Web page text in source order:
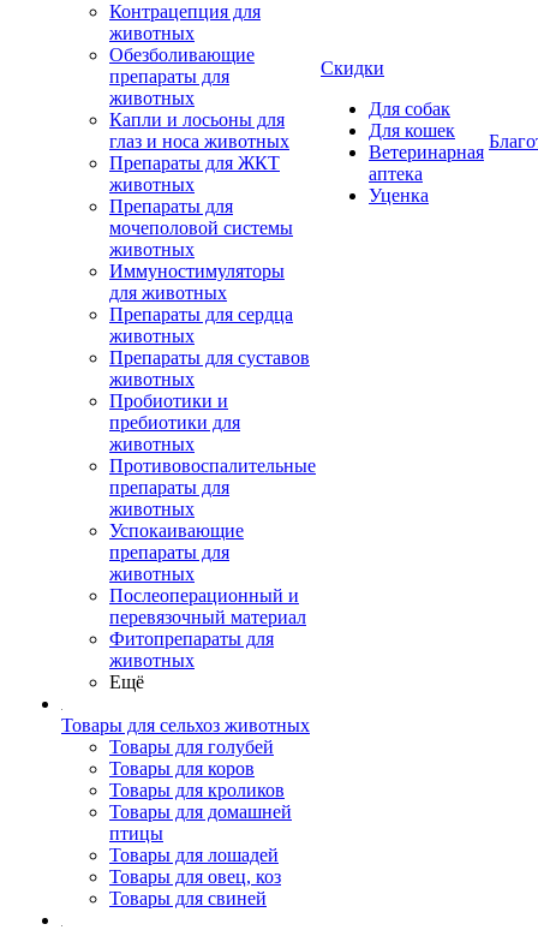
Контрацепция для
животных
Обезболивающие
препараты для
животных
Капли и лосьоны для
глаз и носа животных
Препараты для ЖКТ
животных
Препараты для
мочеполовой системы
животных
Иммуностимуляторы
для животных
Препараты для сердца
животных
Препараты для суставов
животных
Пробиотики и
пребиотики для
животных
Противовоспалительные
препараты для
животных
Успокаивающие
препараты для
животных
Послеоперационный и
перевязочный материал
Фитопрепараты для
животных
Ещё
Товары для сельхоз животных
Товары для голубей
Товары для коров
Товары для кроликов
Товары для домашней
птицы
Товары для лошадей
Товары для овец, коз
Товары для свиней
Скидки
Для собак
Для кошек
Ветеринарная
аптека
Уценка